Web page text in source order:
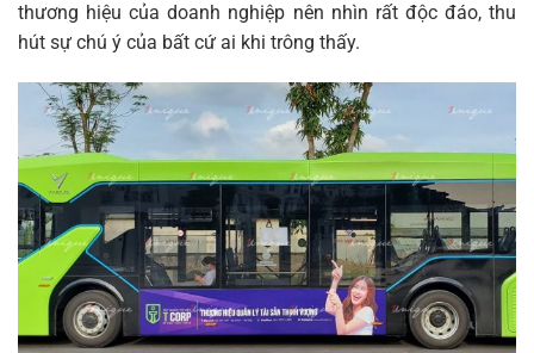
thương hiệu của doanh nghiệp nên nhìn rất độc đáo, thu
hút sự chú ý của bất cứ ai khi trông thấy.